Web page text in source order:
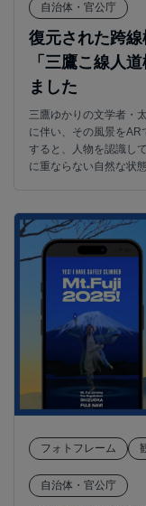
自治体・官公庁
復元された跨線
「三鷹こ線人
ました
三鷹ゆかりの文学者・
に伴い、その風景をAR
すると、人物を認識し
に重ならない自然な状
フォトフレーム
自治体・官公庁